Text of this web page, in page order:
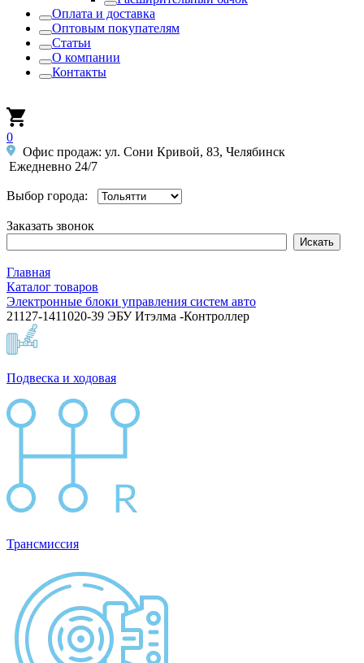
Оплата и доставка
Оптовым покупателям
Статьи
О компании
Контакты
0
Офис продаж: ул. Сони Кривой, 83, Челябинск
Ежедневно 24/7
Выбор города:
Заказать звонок
Главная
Каталог товаров
Электронные блоки управления систем авто
21127-1411020-39 ЭБУ Итэлма -Контроллер
Подвеска и ходовая
Трансмиссия